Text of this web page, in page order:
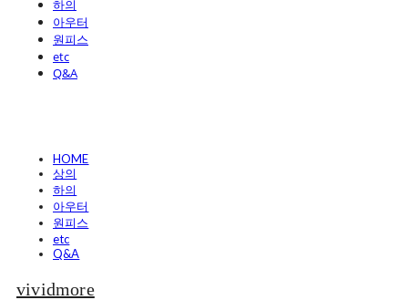
하의
아우터
원피스
etc
Q&A
HOME
상의
하의
아우터
원피스
etc
Q&A
vividmore